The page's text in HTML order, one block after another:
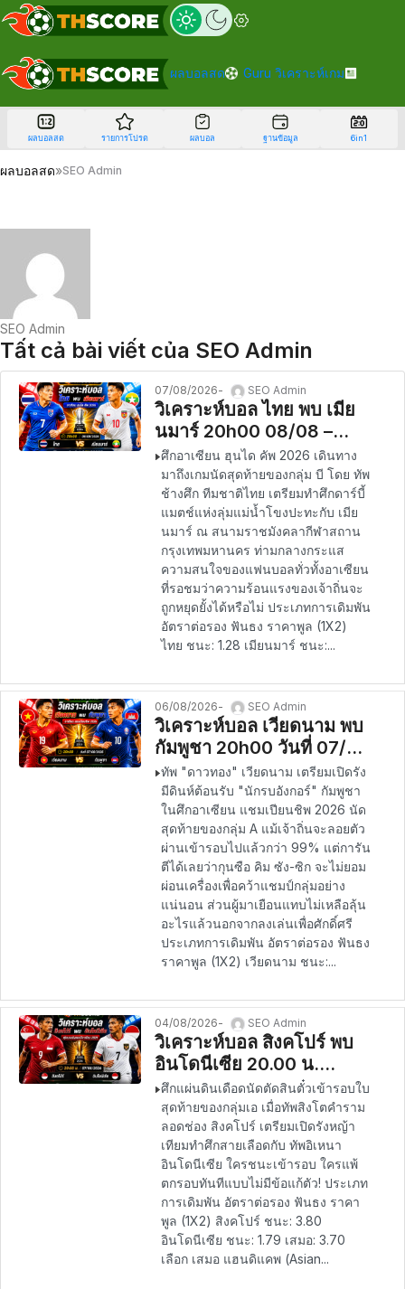
ผลบอลสด Guru วิเคราะห์เกม
ผลบอลสด รายการโปรด ผลบอล ฐานข้อมูล 6in1
ผลบอลสด»SEO Admin
SEO Admin
Tất cả bài viết của SEO Admin
07/08/2026 SEO Admin
วิเคราะห์บอล ไทย พบ เมีย
นมาร์ 20h00 08/08 –
อาเซียน ฮุนได คัพ 2026
ศึกอาเซียน ฮุนได คัพ 2026 เดินทาง
มาถึงเกมนัดสุดท้ายของกลุ่ม บี โดย ทัพ
ช้างศึก ทีมชาติไทย เตรียมทำศึกดาร์บี้
แมตช์แห่งลุ่มแม่น้ำโขงปะทะกับ เมีย
นมาร์ ณ สนามราชมังคลากีฬาสถาน
กรุงเทพมหานคร ท่ามกลางกระแส
ความสนใจของแฟนบอลทั่วทั้งอาเซียน
ที่รอชมว่าความร้อนแรงของเจ้าถิ่นจะ
ถูกหยุดยั้งได้หรือไม่ ประเภทการเดิมพัน
อัตราต่อรอง ฟันธง ราคาพูล (1X2)
ไทย ชนะ: 1.28 เมียนมาร์ ชนะ:...
06/08/2026 SEO Admin
วิเคราะห์บอล เวียดนาม พบ
กัมพูชา 20h00 วันที่ 07/08
– อาเซียน แชมเปียนชิพ
2026
ทัพ "ดาวทอง" เวียดนาม เตรียมเปิดรัง
มีดินห์ต้อนรับ "นักรบอังกอร์" กัมพูชา
ในศึกอาเซียน แชมเปียนชิพ 2026 นัด
สุดท้ายของกลุ่ม A แม้เจ้าถิ่นจะลอยตัว
ผ่านเข้ารอบไปแล้วกว่า 99% แต่การัน
ตีได้เลยว่ากุนซือ คิม ซัง-ซิก จะไม่ยอม
ผ่อนเครื่องเพื่อคว้าแชมป์กลุ่มอย่าง
แน่นอน ส่วนผู้มาเยือนแทบไม่เหลือลุ้น
อะไรแล้วนอกจากลงเล่นเพื่อศักดิ์ศรี
ประเภทการเดิมพัน อัตราต่อรอง ฟันธง
ราคาพูล (1X2) เวียดนาม ชนะ:...
04/08/2026 SEO Admin
วิเคราะห์บอล สิงคโปร์ พบ
อินโดนีเซีย 20.00 น.
07/08/2026 – อาเซียน แช
มเปียนชิพ 2026
ศึกแผ่นดินเดือดนัดตัดสินตั๋วเข้ารอบใบ
สุดท้ายของกลุ่มเอ เมื่อทัพสิงโตคำราม
ลอดช่อง สิงคโปร์ เตรียมเปิดรังหญ้า
เทียมทำศึกสายเลือดกับ ทัพอิเหนา
อินโดนีเซีย ใครชนะเข้ารอบ ใครแพ้
ตกรอบทันทีแบบไม่มีข้อแก้ตัว! ประเภท
การเดิมพัน อัตราต่อรอง ฟันธง ราคา
พูล (1X2) สิงคโปร์ ชนะ: 3.80
อินโดนีเซีย ชนะ: 1.79 เสมอ: 3.70
เลือก เสมอ แฮนดิแคพ (Asian...